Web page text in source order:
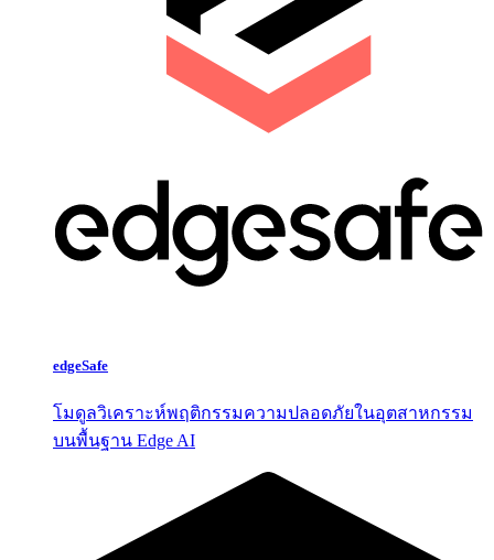
edgeSafe
โมดูลวิเคราะห์พฤติกรรมความปลอดภัยในอุตสาหกรรม
บนพื้นฐาน Edge AI